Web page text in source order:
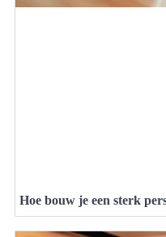
Hoe bouw je een sterk